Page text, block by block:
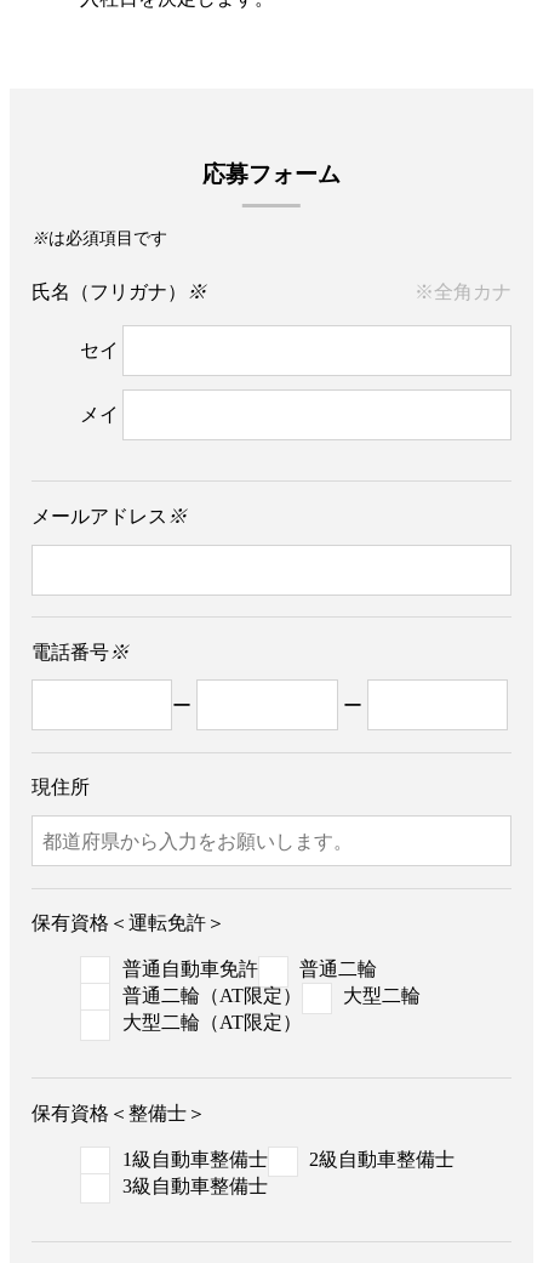
応募フォーム
※は必須項目です
氏名（フリガナ） ※
セイ
メイ
※全角カナ
メールアドレス ※
電話番号※
ー ー
現住所
保有資格＜運転免許＞
普通自動車免許
普通二輪
普通二輪（AT限定）
大型二輪
大型二輪（AT限定）
保有資格＜整備士＞
1級自動車整備士
2級自動車整備士
3級自動車整備士